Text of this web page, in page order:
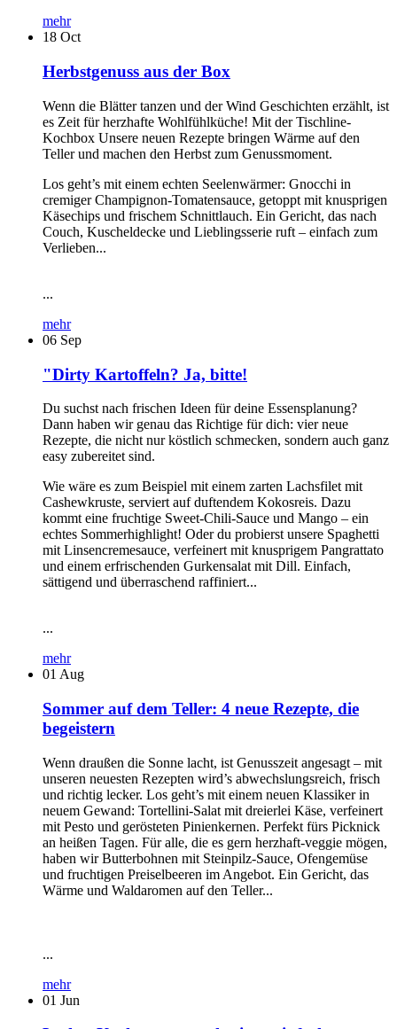
mehr
18 Oct
Herbstgenuss aus der Box
Wenn die Blätter tanzen und der Wind Geschichten erzählt, ist
es Zeit für herzhafte Wohlfühlküche! Mit der Tischline-
Kochbox Unsere neuen Rezepte bringen Wärme auf den
Teller und machen den Herbst zum Genussmoment.
Los geht’s mit einem echten Seelenwärmer: Gnocchi in
cremiger Champignon-Tomatensauce, getoppt mit knusprigen
Käsechips und frischem Schnittlauch. Ein Gericht, das nach
Couch, Kuscheldecke und Lieblingsserie ruft – einfach zum
Verlieben...
...
mehr
06 Sep
"Dirty Kartoffeln? Ja, bitte!
Du suchst nach frischen Ideen für deine Essensplanung?
Dann haben wir genau das Richtige für dich: vier neue
Rezepte, die nicht nur köstlich schmecken, sondern auch ganz
easy zubereitet sind.
Wie wäre es zum Beispiel mit einem zarten Lachsfilet mit
Cashewkruste, serviert auf duftendem Kokosreis. Dazu
kommt eine fruchtige Sweet-Chili-Sauce und Mango – ein
echtes Sommerhighlight! Oder du probierst unsere Spaghetti
mit Linsencremesauce, verfeinert mit knusprigem Pangrattato
und einem erfrischenden Gurkensalat mit Dill. Einfach,
sättigend und überraschend raffiniert...
...
mehr
01 Aug
Sommer auf dem Teller: 4 neue Rezepte, die
begeistern
Wenn draußen die Sonne lacht, ist Genusszeit angesagt – mit
unseren neuesten Rezepten wird’s abwechslungsreich, frisch
und richtig lecker. Los geht’s mit einem neuen Klassiker in
neuem Gewand: Tortellini-Salat mit dreierlei Käse, verfeinert
mit Pesto und gerösteten Pinienkernen. Perfekt fürs Picknick
an heißen Tagen. Für alle, die es gern herzhaft-veggie mögen,
haben wir Butterbohnen mit Steinpilz-Sauce, Ofengemüse
und fruchtigen Preiselbeeren im Angebot. Ein Gericht, das
Wärme und Waldaromen auf den Teller...
...
mehr
01 Jun